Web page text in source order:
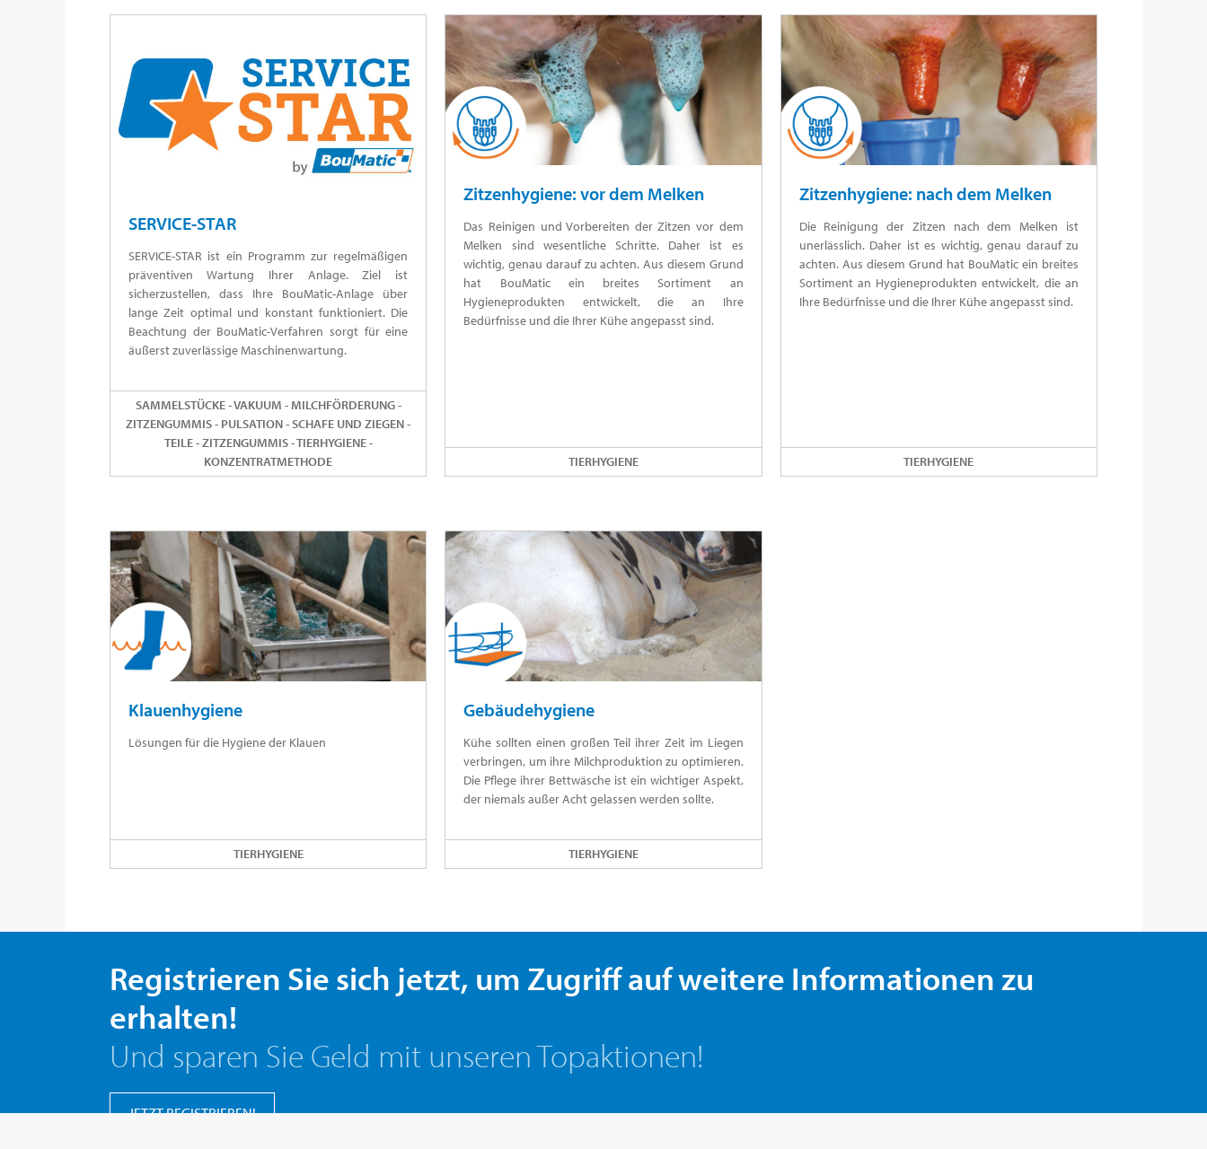
SERVICE-STAR
SERVICE-STAR ist ein Programm zur regelmäßigen
präventiven Wartung Ihrer Anlage. Ziel ist
sicherzustellen, dass Ihre BouMatic-Anlage über
lange Zeit optimal und konstant funktioniert. Die
Beachtung der BouMatic-Verfahren sorgt für eine
äußerst zuverlässige Maschinenwartung.
SAMMELSTÜCKE - VAKUUM - MILCHFÖRDERUNG -
ZITZENGUMMIS - PULSATION - SCHAFE UND ZIEGEN -
TEILE - ZITZENGUMMIS - TIERHYGIENE -
KONZENTRATMETHODE
Zitzenhygiene: vor dem Melken
Das Reinigen und Vorbereiten der Zitzen vor dem
Melken sind wesentliche Schritte. Daher ist es
wichtig, genau darauf zu achten. Aus diesem Grund
hat BouMatic ein breites Sortiment an
Hygieneprodukten entwickelt, die an Ihre
Bedürfnisse und die Ihrer Kühe angepasst sind.
TIERHYGIENE
Zitzenhygiene: nach dem Melken
Die Reinigung der Zitzen nach dem Melken ist
unerlässlich. Daher ist es wichtig, genau darauf zu
achten. Aus diesem Grund hat BouMatic ein breites
Sortiment an Hygieneprodukten entwickelt, die an
Ihre Bedürfnisse und die Ihrer Kühe angepasst sind.
TIERHYGIENE
Klauenhygiene
Lösungen für die Hygiene der Klauen
TIERHYGIENE
Gebäudehygiene
Kühe sollten einen großen Teil ihrer Zeit im Liegen
verbringen, um ihre Milchproduktion zu optimieren.
Die Pflege ihrer Bettwäsche ist ein wichtiger Aspekt,
der niemals außer Acht gelassen werden sollte.
TIERHYGIENE
Registrieren Sie sich jetzt, um Zugriff auf weitere Informationen zu
erhalten!
Und sparen Sie Geld mit unseren Topaktionen!
JETZT REGISTRIEREN!